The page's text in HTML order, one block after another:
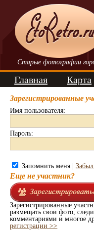
Старые фотографии
Главная Карта
Зарегистрированные
Имя пользователя:
Пароль:
Запомнить меня |
Еще не участник?
Зарегистрированные
размещать свои фото,
комментариями и многое
регистрации >>